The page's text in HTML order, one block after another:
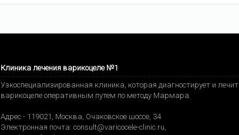
Клиника лечения варикоцеле №1
Узкоспециализированная клиника, которая диагностирует и лечит
варикоцеле оперативным путем по методу Мармара.
Адрес - 119021 , Москва, Очаковское шоссе, 34
Электронная почта: consult@varicocele-clinic.ru,